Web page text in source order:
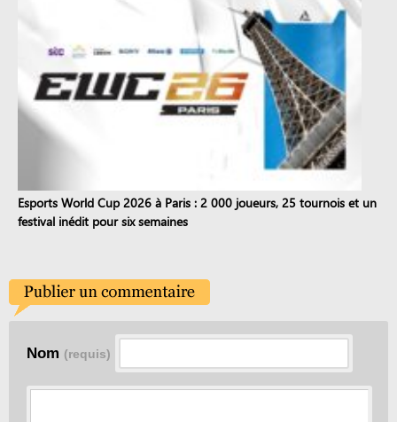
Esports World Cup 2026 à Paris : 2 000 joueurs, 25 tournois et un
festival inédit pour six semaines
Nom (requis)